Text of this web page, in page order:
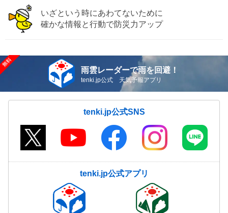
いざという時にあわてないために
確かな情報と行動で防災力アップ
雨雲レーダーで雨を回避！
tenki.jp公式 天気予報アプリ
tenki.jp公式SNS
tenki.jp公式アプリ